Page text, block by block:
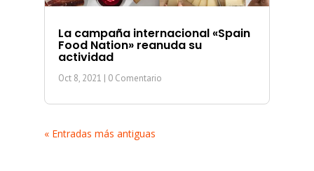
La campaña internacional «Spain
Food Nation» reanuda su
actividad
Oct 8, 2021 | 0 Comentario
« Entradas más antiguas